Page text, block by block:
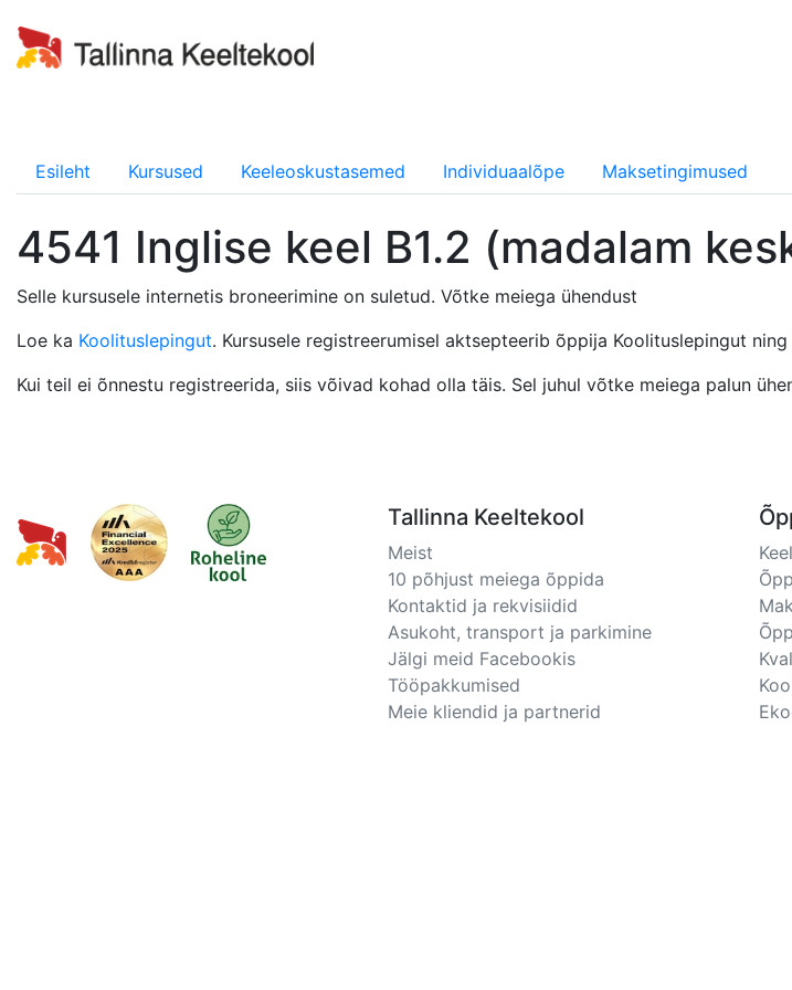
Esileht Kursused Keeleoskustasemed Individuaalõpe Maksetingimused
4541 Inglise keel B1.2 (madalam
Selle kursusele internetis broneerimine on suletud. Võtke meiega ühendust
Loe ka Koolituslepingut. Kursusele registreerumisel aktsepteerib õppija Koolituslepingut
Kui teil ei õnnestu registreerida, siis võivad kohad olla täis. Sel juhul võtke meiega palun
Tallinna Keeltekool
Meist
10 põhjust meiega õppida
Kontaktid ja rekvisiidid
Asukoht, transport ja parkimine
Jälgi meid Facebookis
Tööpakkumised
Meie kliendid ja partnerid